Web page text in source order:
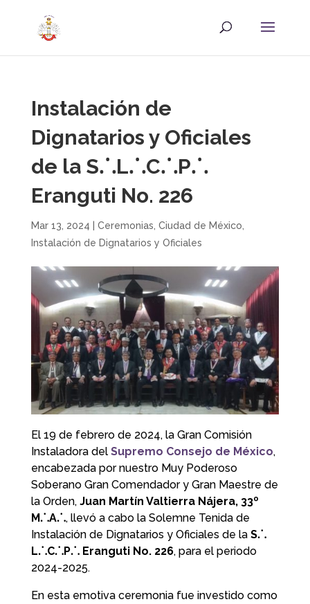
Instalación de
Dignatarios y Oficiales
de la S⸫L⸫C⸫P⸫
Eranguti No. 226
Mar 13, 2024 Ceremonias Ciudad de México
Instalación de Dignatarios y Oficiales
El 19 de febrero de 2024, la Gran Comisión
Instaladora del Supremo Consejo de México,
encabezada por nuestro Muy Poderoso
Soberano Gran Comendador y Gran Maestre de
la Orden, Juan Martín Valtierra Nájera, 33º
M⸫A⸫, llevó a cabo la Solemne Tenida de
Instalación de Dignatarios y Oficiales de la S⸫
L⸫C⸫P⸫ Eranguti No. 226, para el periodo
2024-2025.
En esta emotiva ceremonia fue investido como